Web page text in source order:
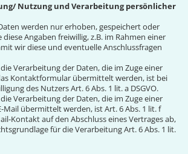
Nutzung und Verarbeitung persönlicher
werden nur erhoben, gespeichert oder
Angaben freiwillig, z.B. im Rahmen einer
wir diese und eventuelle Anschlussfragen
Verarbeitung der Daten, die im Zuge einer
Kontaktformular übermittelt werden, ist bei
des Nutzers Art. 6 Abs. 1 lit. a DSGVO.
Verarbeitung der Daten, die im Zuge einer
Mail übermittelt werden, ist Art. 6 Abs. 1 lit. f
Kontakt auf den Abschluss eines Vertrages ab,
für die Verarbeitung Art. 6 Abs. 1 lit.